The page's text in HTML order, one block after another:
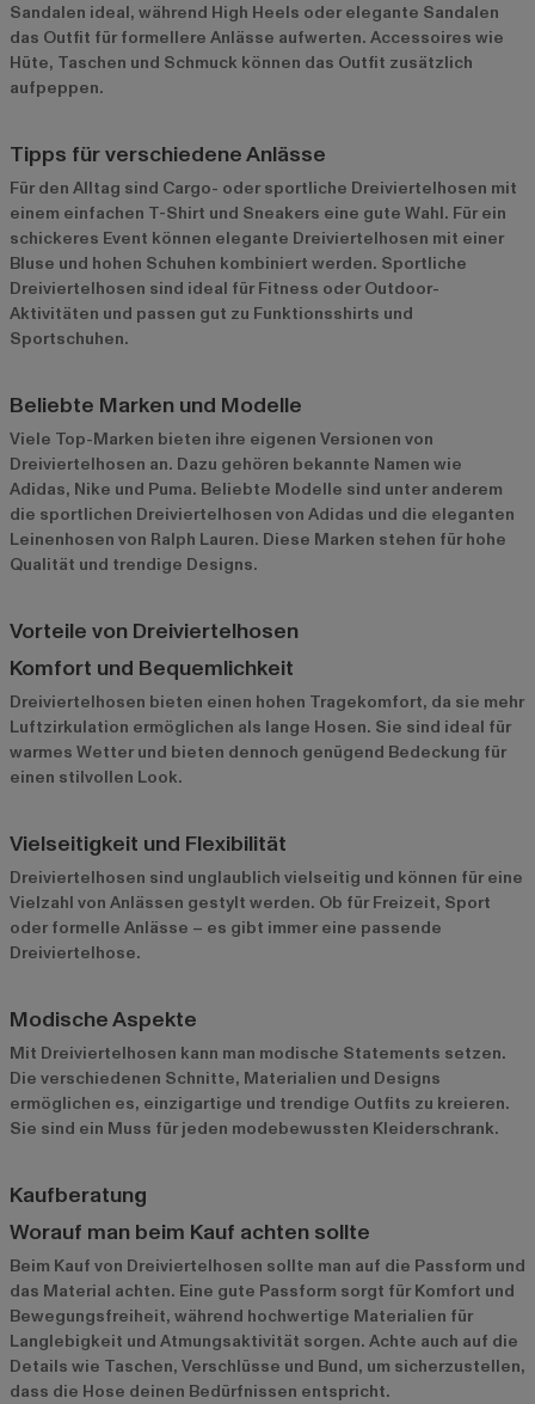
Sandalen ideal, während High Heels oder elegante Sandalen
das Outfit für formellere Anlässe aufwerten. Accessoires wie
Hüte, Taschen und Schmuck können das Outfit zusätzlich
aufpeppen.
Tipps für verschiedene Anlässe
Für den Alltag sind Cargo- oder sportliche Dreiviertelhosen mit
einem einfachen T-Shirt und Sneakers eine gute Wahl. Für ein
schickeres Event können elegante Dreiviertelhosen mit einer
Bluse und hohen Schuhen kombiniert werden. Sportliche
Dreiviertelhosen sind ideal für Fitness oder Outdoor-
Aktivitäten und passen gut zu Funktionsshirts und
Sportschuhen.
Beliebte Marken und Modelle
Viele Top-Marken bieten ihre eigenen Versionen von
Dreiviertelhosen an. Dazu gehören bekannte Namen wie
Adidas, Nike und Puma. Beliebte Modelle sind unter anderem
die sportlichen Dreiviertelhosen von Adidas und die eleganten
Leinenhosen von Ralph Lauren. Diese Marken stehen für hohe
Qualität und trendige Designs.
Vorteile von Dreiviertelhosen
Komfort und Bequemlichkeit
Dreiviertelhosen bieten einen hohen Tragekomfort, da sie mehr
Luftzirkulation ermöglichen als lange Hosen. Sie sind ideal für
warmes Wetter und bieten dennoch genügend Bedeckung für
einen stilvollen Look.
Vielseitigkeit und Flexibilität
Dreiviertelhosen sind unglaublich vielseitig und können für eine
Vielzahl von Anlässen gestylt werden. Ob für Freizeit, Sport
oder formelle Anlässe – es gibt immer eine passende
Dreiviertelhose.
Modische Aspekte
Mit Dreiviertelhosen kann man modische Statements setzen.
Die verschiedenen Schnitte, Materialien und Designs
ermöglichen es, einzigartige und trendige Outfits zu kreieren.
Sie sind ein Muss für jeden modebewussten Kleiderschrank.
Kaufberatung
Worauf man beim Kauf achten sollte
Beim Kauf von Dreiviertelhosen sollte man auf die Passform und
das Material achten. Eine gute Passform sorgt für Komfort und
Bewegungsfreiheit, während hochwertige Materialien für
Langlebigkeit und Atmungsaktivität sorgen. Achte auch auf die
Details wie Taschen, Verschlüsse und Bund, um sicherzustellen,
dass die Hose deinen Bedürfnissen entspricht.